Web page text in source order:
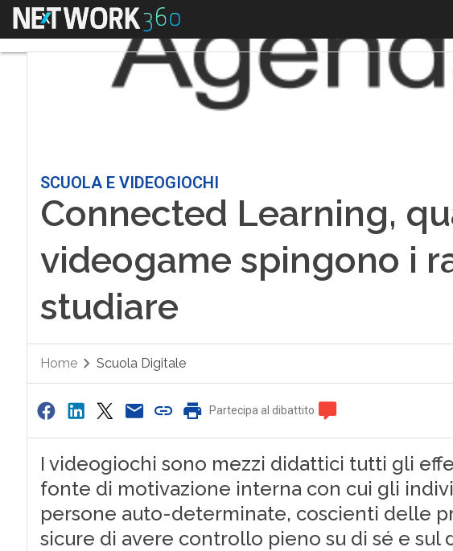
Menu
SCUOLA E VIDEOGIOCHI
Connected Learning,
videogame spingono i
studiare
Home Scuola Digitale
Partecipa al dibattito
I videogiochi sono mezzi didattici tutti gli
fonte di motivazione interna con cui gli
persone auto-determinate, coscienti delle
sicure di avere controllo pieno su di sé e sul